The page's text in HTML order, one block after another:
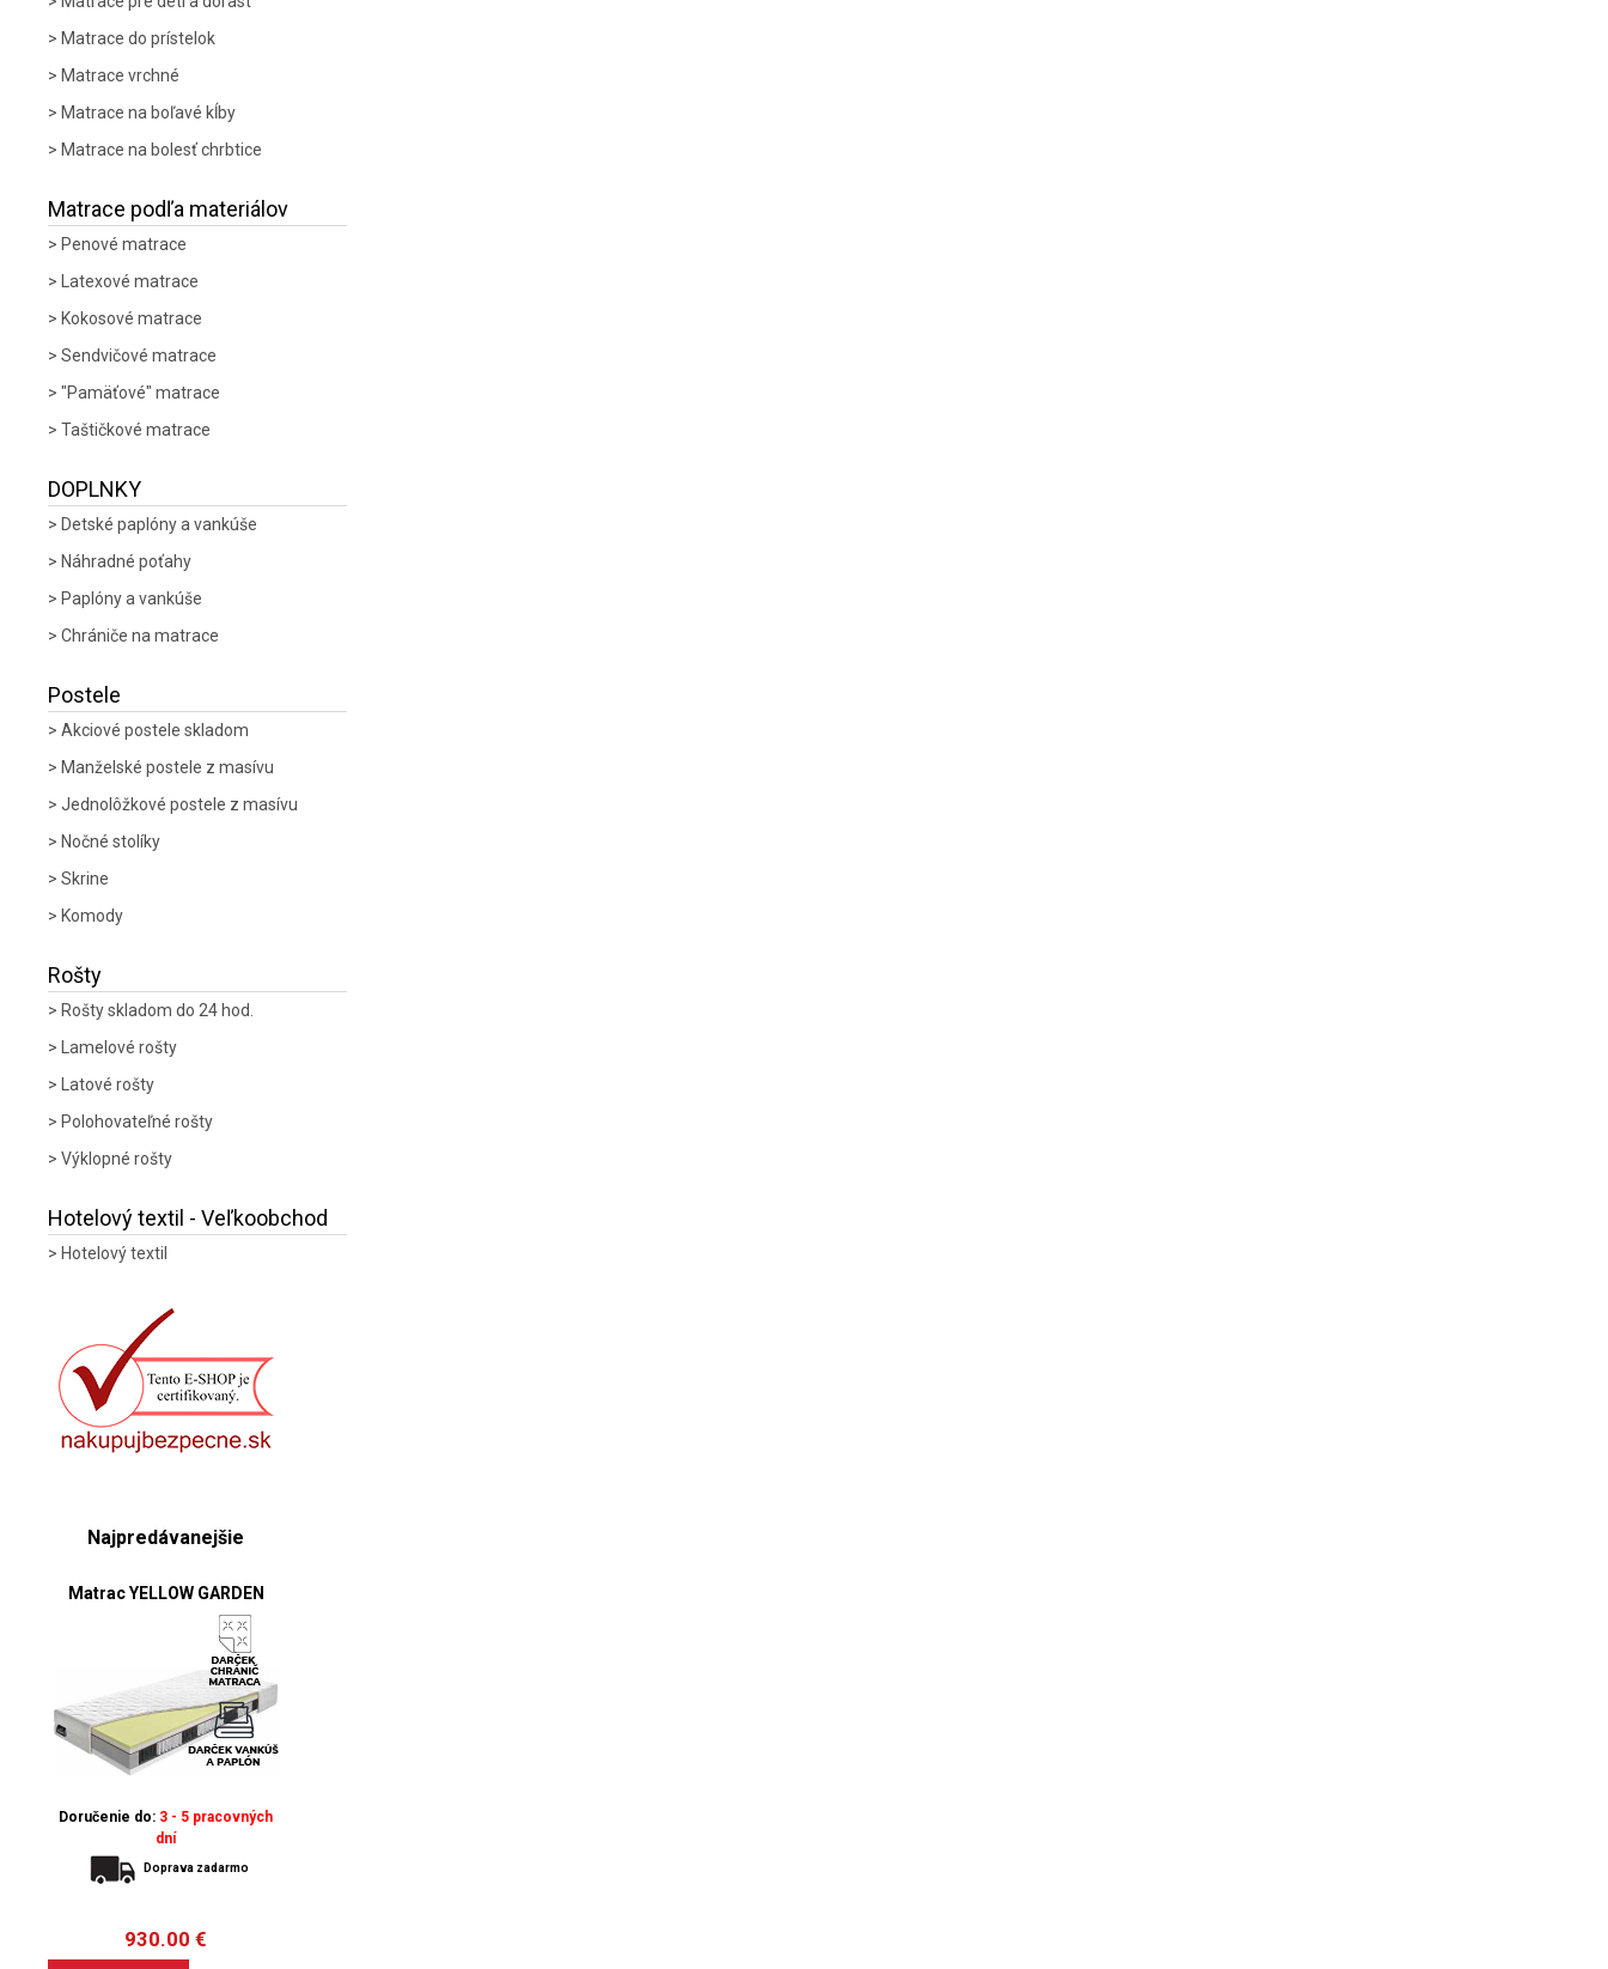
Matrace do prístelok
Matrace vrchné
Matrace na boľavé kĺby
Matrace na bolesť chrbtice
Matrace podľa materiálov
Penové matrace
Latexové matrace
Kokosové matrace
Sendvičové matrace
"Pamäťové" matrace
Taštičkové matrace
DOPLNKY
Detské paplóny a vankúše
Náhradné poťahy
Paplóny a vankúše
Chrániče na matrace
Postele
Akciové postele skladom
Manželské postele z masívu
Jednolôžkové postele z masívu
Nočné stolíky
Skrine
Komody
Rošty
Rošty skladom do 24 hod.
Lamelové rošty
Latové rošty
Polohovateľné rošty
Výklopné rošty
Hotelový textil - Veľkoobchod
Hotelový textil
Najpredávanejšie
Matrac YELLOW GARDEN
Doručenie do: 3 - 5 pracovných
dní
Doprava zadarmo
930.00 €